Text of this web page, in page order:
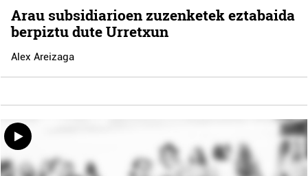
Arau subsidiarioen zuzenketek eztabaida
berpiztu dute Urretxun
Alex Areizaga